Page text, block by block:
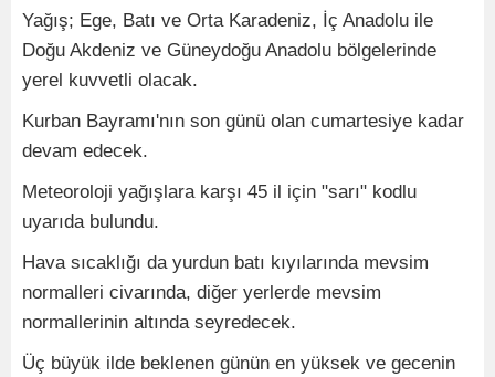
Yağış; Ege, Batı ve Orta Karadeniz, İç Anadolu ile
Doğu Akdeniz ve Güneydoğu Anadolu bölgelerinde
yerel kuvvetli olacak.
Kurban Bayramı'nın son günü olan cumartesiye kadar
devam edecek.
Meteoroloji yağışlara karşı 45 il için "sarı" kodlu
uyarıda bulundu.
Hava sıcaklığı da yurdun batı kıyılarında mevsim
normalleri civarında, diğer yerlerde mevsim
normallerinin altında seyredecek.
Üç büyük ilde beklenen günün en yüksek ve gecenin